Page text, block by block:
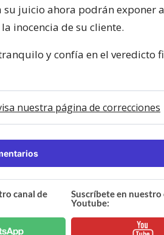
juicio ahora podrán exponer
inocencia de su cliente.
y confía en el veredicto
nuestra página de correcciones
canal de
Suscríbete en nuestro
Youtube: